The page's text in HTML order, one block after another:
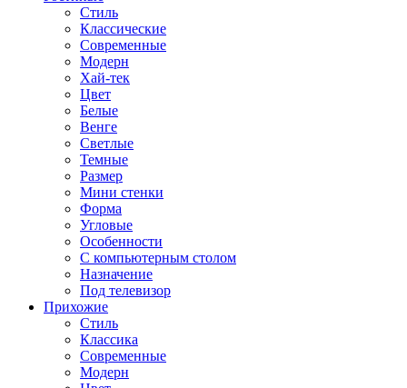
Стиль
Классические
Современные
Модерн
Хай-тек
Цвет
Белые
Венге
Светлые
Темные
Размер
Мини стенки
Форма
Угловые
Особенности
С компьютерным столом
Назначение
Под телевизор
Прихожие
Стиль
Классика
Современные
Модерн